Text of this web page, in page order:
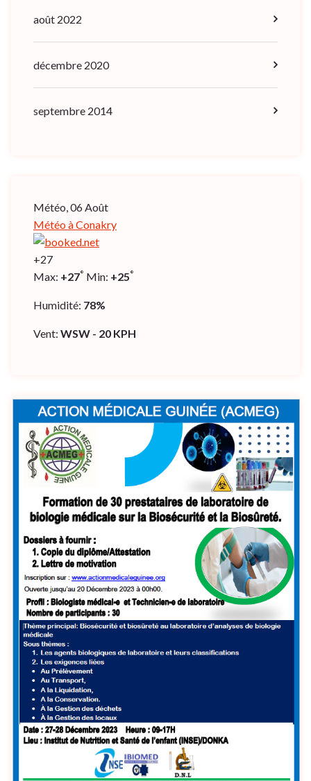
août 2022
décembre 2020
septembre 2014
Météo, 06 Août
Météo à Conakry
+27
Max: +27° Min: +25°
Humidité: 78%
Vent: WSW - 20 KPH